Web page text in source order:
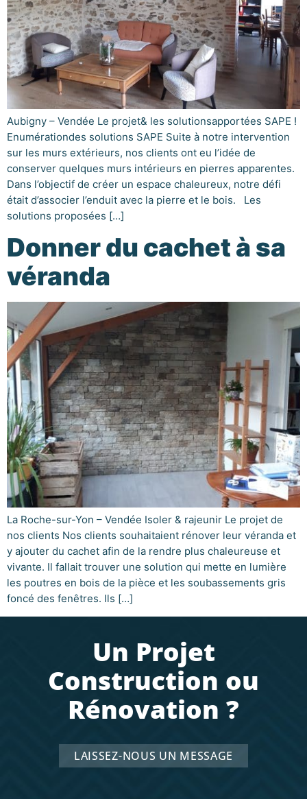
Aubigny – Vendée Le projet& les solutionsapportées SAPE !
Enumérationdes solutions SAPE Suite à notre intervention
sur les murs extérieurs, nos clients ont eu l’idée de
conserver quelques murs intérieurs en pierres apparentes.
Dans l’objectif de créer un espace chaleureux, notre défi
était d’associer l’enduit avec la pierre et le bois. Les
solutions proposées […]
Donner du cachet à sa
véranda
La Roche-sur-Yon – Vendée Isoler & rajeunir Le projet de
nos clients Nos clients souhaitaient rénover leur véranda et
y ajouter du cachet afin de la rendre plus chaleureuse et
vivante. Il fallait trouver une solution qui mette en lumière
les poutres en bois de la pièce et les soubassements gris
foncé des fenêtres. Ils […]
Un Projet
Construction ou
Rénovation ?
LAISSEZ-NOUS UN MESSAGE